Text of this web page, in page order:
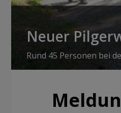
Neuer
Rund 45 Personen bei